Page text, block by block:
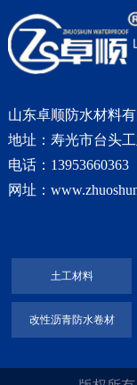
山东卓顺防水材料有
地址：寿光市台头工
电话：13953660363
网址：
土工材料
改性沥青防水卷材